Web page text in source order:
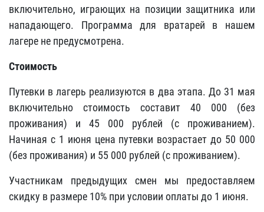
включительно, играющих на позиции защитника или
нападающего. Программа для вратарей в нашем
лагере не предусмотрена.
Стоимость
Путевки в лагерь реализуются в два этапа. До 31 мая
включительно стоимость составит 40 000 (без
проживания) и 45 000 рублей (с проживанием).
Начиная с 1 июня цена путевки возрастает до 50 000
(без проживания) и 55 000 рублей (с проживанием).
Участникам предыдущих смен мы предоставляем
скидку в размере 10% при условии оплаты до 1 июня.